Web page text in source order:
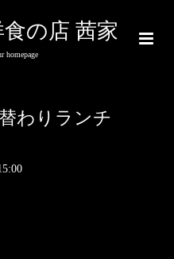
の店 茜家
homepage
わりランチ